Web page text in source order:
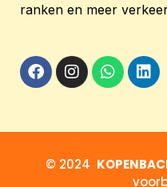
ranken en meer
© 2024